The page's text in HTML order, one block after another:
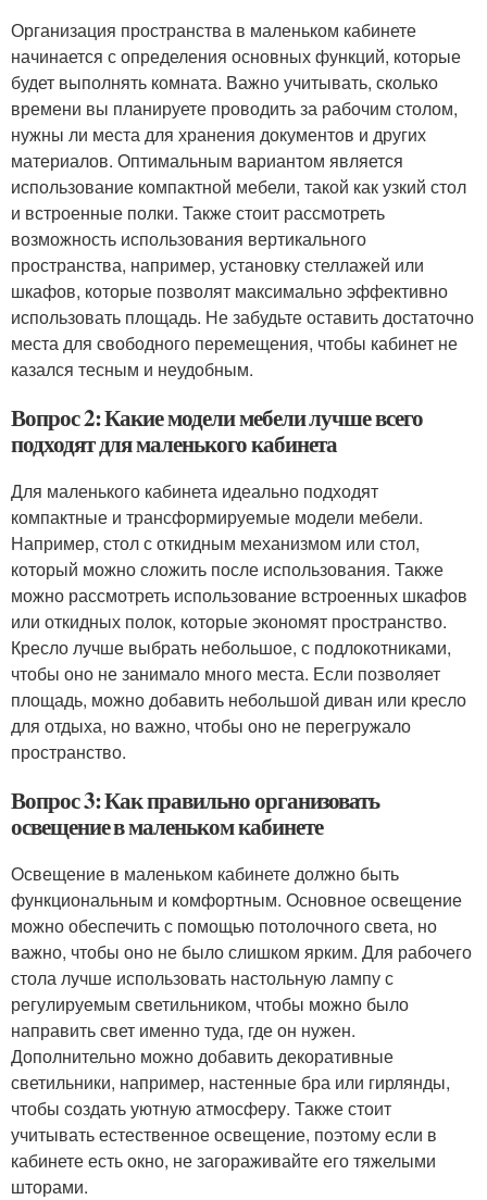
Организация пространства в маленьком кабинете
начинается с определения основных функций, которые
будет выполнять комната. Важно учитывать, сколько
времени вы планируете проводить за рабочим столом,
нужны ли места для хранения документов и других
материалов. Оптимальным вариантом является
использование компактной мебели, такой как узкий стол
и встроенные полки. Также стоит рассмотреть
возможность использования вертикального
пространства, например, установку стеллажей или
шкафов, которые позволят максимально эффективно
использовать площадь. Не забудьте оставить достаточно
места для свободного перемещения, чтобы кабинет не
казался тесным и неудобным.
Вопрос 2: Какие модели мебели лучше всего
подходят для маленького кабинета
Для маленького кабинета идеально подходят
компактные и трансформируемые модели мебели.
Например, стол с откидным механизмом или стол,
который можно сложить после использования. Также
можно рассмотреть использование встроенных шкафов
или откидных полок, которые экономят пространство.
Кресло лучше выбрать небольшое, с подлокотниками,
чтобы оно не занимало много места. Если позволяет
площадь, можно добавить небольшой диван или кресло
для отдыха, но важно, чтобы оно не перегружало
пространство.
Вопрос 3: Как правильно организовать
освещение в маленьком кабинете
Освещение в маленьком кабинете должно быть
функциональным и комфортным. Основное освещение
можно обеспечить с помощью потолочного света, но
важно, чтобы оно не было слишком ярким. Для рабочего
стола лучше использовать настольную лампу с
регулируемым светильником, чтобы можно было
направить свет именно туда, где он нужен.
Дополнительно можно добавить декоративные
светильники, например, настенные бра или гирлянды,
чтобы создать уютную атмосферу. Также стоит
учитывать естественное освещение, поэтому если в
кабинете есть окно, не загораживайте его тяжелыми
шторами.